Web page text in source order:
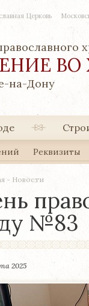
Церковь
на-Дону
Реквизиты
- Новости
№83
2025